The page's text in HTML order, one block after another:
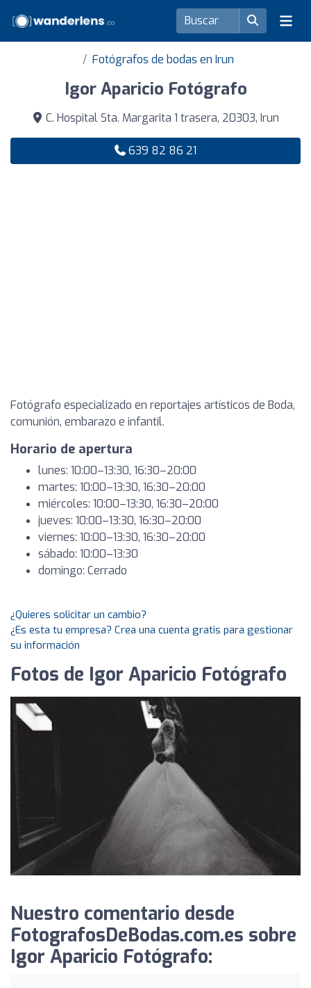
Fotógrafos de bodas en Irun
Igor Aparicio Fotógrafo
C. Hospital Sta. Margarita 1 trasera, 20303, Irun
639 82 86 21
Fotógrafo especializado en reportajes artísticos de Boda,
comunión, embarazo e infantil.
Horario de apertura
lunes: 10:00–13:30, 16:30–20:00
martes: 10:00–13:30, 16:30–20:00
miércoles: 10:00–13:30, 16:30–20:00
jueves: 10:00–13:30, 16:30–20:00
viernes: 10:00–13:30, 16:30–20:00
sábado: 10:00–13:30
domingo: Cerrado
¿Quieres solicitar un cambio?
¿Es esta tu empresa? Crea una cuenta gratis para gestionar
su información
Fotos de Igor Aparicio Fotógrafo
Nuestro comentario desde
FotografosDeBodas.com.es sobre
Igor Aparicio Fotógrafo: